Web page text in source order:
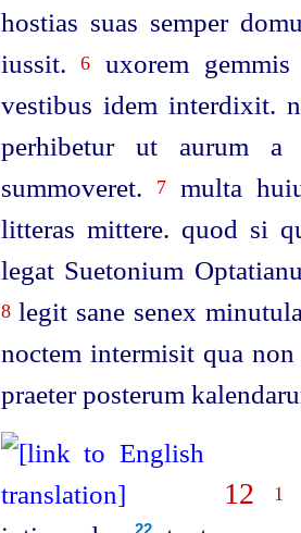
hostias suas semper
iussit.6
uxorem
vestibus idem interdixit.
perhibetur ut aurum a
summoveret.
7multa
litteras mittere. quod si
legat Suetonium
8legit sane senex
noctem intermisit qua
praeter posterum
12 1
22